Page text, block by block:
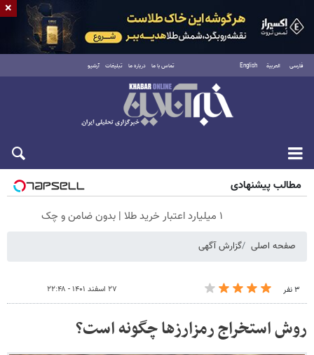
فارسی العربية English تماس با ما درباره ما تبلیغات آرشیو
جمعه ۱۶ مرداد ۱۴۰۵
مطالب پیشنهادی
۱ میلیارد اعتبار خرید طلا | بدون ضامن و چک
صفحه اصلی گزارش آگهی
۳ نفر ۲۷ اسفند ۱۴۰۱ - ۲۲:۴۸
روش استخراج رمزارزها چگونه است؟
×